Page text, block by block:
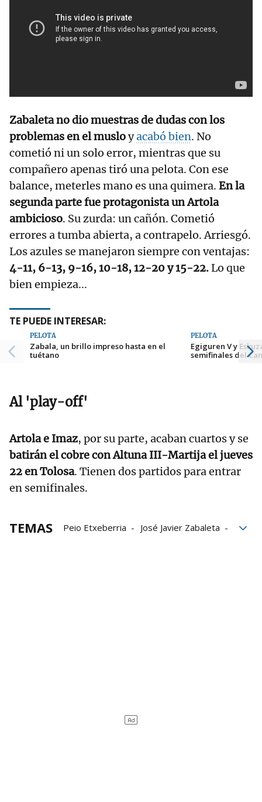
Zabaleta no dio muestras de dudas con los
problemas en el musloyacabó bien. No
cometió ni un solo error, mientras que su
compañero apenas tiró una pelota. Con ese
balance, meterles mano es una quimera. En la
segunda parte fue protagonista un Artola
ambicioso. Su zurda: un cañón. Cometió
errores a tumba abierta, a contrapelo. Arriesgó.
Los azules se manejaron siempre con ventajas:
4-11, 6-13, 9-16, 10-18, 12-20 y 15-22.Lo que
bien empieza...
TE PUEDE INTERESAR:
PELOTA
Zabala, un brillo impreso hasta en el
tuétano
PELOTA
Egiguren V y
semifinales del
Al 'play-off'
Artola e Imaz, por su parte, acaban cuartos y se
batirán el cobre con Altuna III-Martija el jueves
22 en Tolosa. Tienen dos partidos para entrar
en semifinales.
TEMAS Peio Etxeberria
José Javier Zabaleta